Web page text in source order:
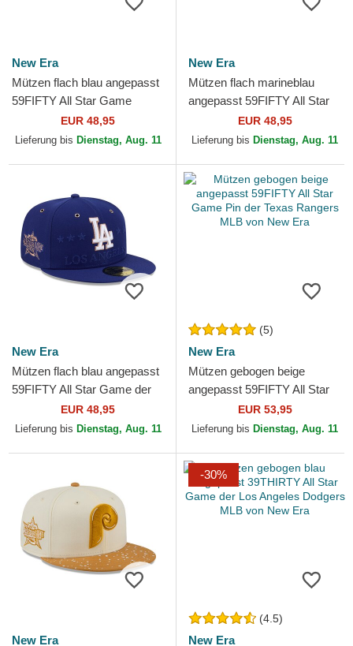
New Era
Mützen flach blau angepasst
59FIFTY All Star Game
Workout der Los Angeles
Dodgers MLB von New Era
EUR 48,95
Lieferung bis Dienstag, Aug. 11
New Era
Mützen flach marineblau
angepasst 59FIFTY All Star
Game der New York
Yankees MLB von New Era
EUR 48,95
Lieferung bis Dienstag, Aug. 11
New Era
Mützen flach blau angepasst
59FIFTY All Star Game der
Los Angeles Dodgers MLB
von New Era
EUR 48,95
Lieferung bis Dienstag, Aug. 11
(5)
New Era
Mützen gebogen beige
angepasst 59FIFTY All Star
Game Pin der Texas Rangers
MLB von New Era
EUR 53,95
Lieferung bis Dienstag, Aug. 11
New Era
-30%
(4.5)
New Era